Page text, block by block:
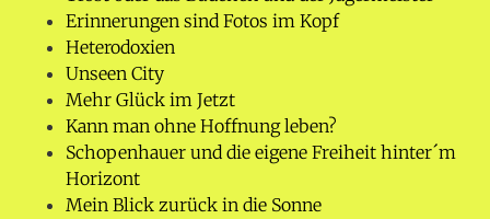
Erinnerungen sind Fotos im Kopf
Heterodoxien
Unseen City
Mehr Glück im Jetzt
Kann man ohne Hoffnung leben?
Schopenhauer und die eigene Freiheit hinter´m
Horizont
Mein Blick zurück in die Sonne